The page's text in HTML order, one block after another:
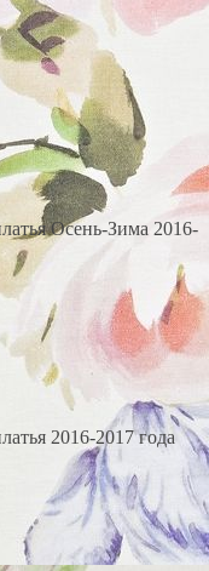
Осень-Зима 2016-
2016-2017 года